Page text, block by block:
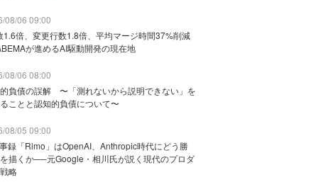
08/06 09:00
1.6倍、変更行数1.8倍、平均マージ時間37%削減
が進めるAI駆動開発の現在地
08/06 08:00
負債の誤解 〜「測れないから説明できない」を
ことと認知的負債について〜
08/05 09:00
録「Rimo」はOpenAI、Anthropic時代にどう勝
描くか──元Google・相川氏が説く現代のプロダ
略